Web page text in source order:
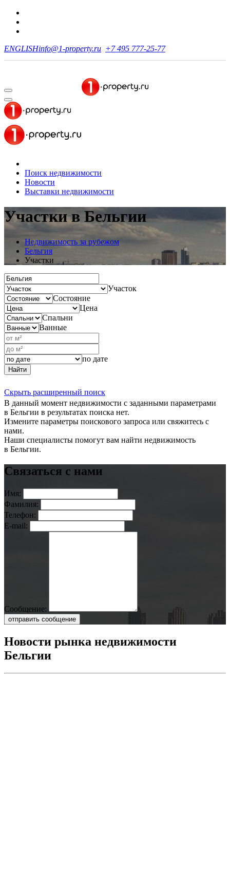
ENGLISHinfo@1-property.ru +7 495 777-25-77
Поиск недвижимости
Новости
Выставки недвижимости
Участки в Бельгии
Недвижимость за рубежом
Бельгия
Участки
Участок
Состояние
Цена
Спальни
Ванные
по дате
Найти
Скрыть расширенный поиск
В данный момент недвижимости с заданными параметрами
в Бельгии в результатах поиска нет.
Измените параметры поискового запроса или свяжитесь с
нами.
Наши специалисты помогут вам найти недвижимость
в Бельгии.
Связаться с нами
Имя:
Фамилия:
Телефон:
E-mail:
Сообщение:
отправить сообщение
Новости рынка недвижимости
Бельгии